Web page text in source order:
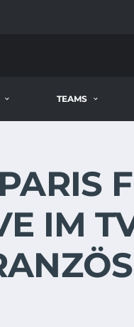
TEAMS
IM